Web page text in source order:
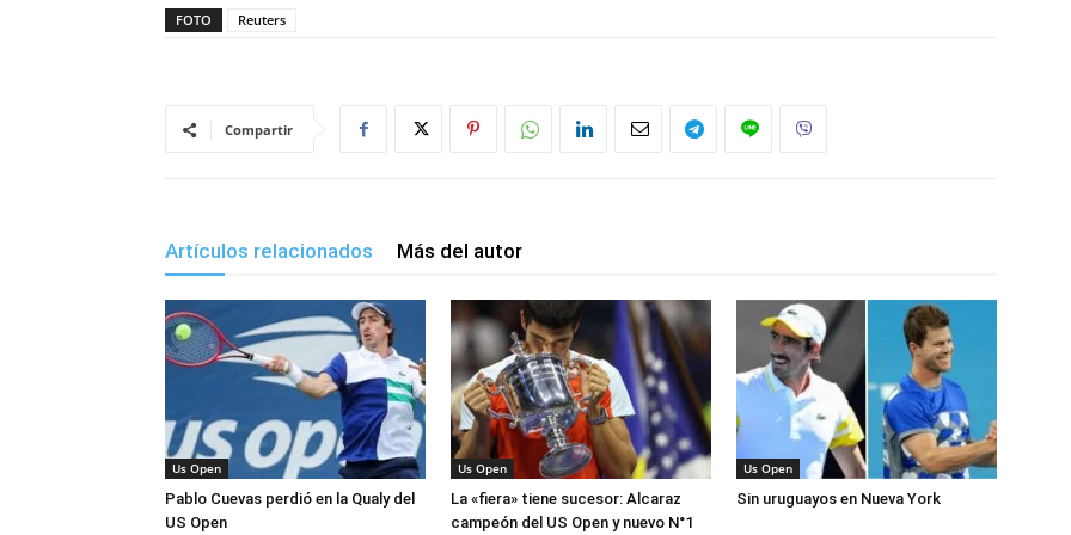
FOTO Reuters
Compartir
Artículos relacionados Más del autor
Us Open
Pablo Cuevas perdió en la Qualy del
US Open
Us Open
La «fiera» tiene sucesor: Alcaraz
campeón del US Open y nuevo N°1
Us Open
Sin uruguayos en Nueva York